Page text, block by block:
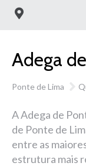
Adega
Ponte de Lima
A Adega de
de Ponte de
entre as
estrutura mais